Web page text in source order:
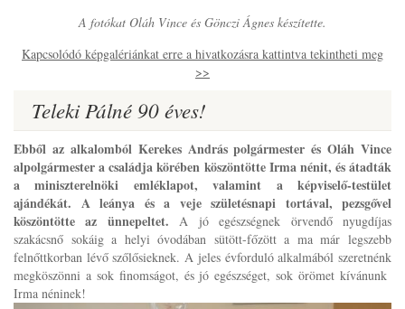
A fotókat Oláh Vince és Gönczi Ágnes készítette.
Kapcsolódó képgalériánkat erre a hivatkozásra kattintva tekintheti meg
>>
Teleki Pálné 90 éves!
Ebből az alkalomból Kerekes András polgármester és Oláh Vince
alpolgármester a családja körében köszöntötte Irma nénit, és átadták
a miniszterelnöki emléklapot, valamint a képviselő-testület
ajándékát. A leánya és a veje születésnapi tortával, pezsgővel
köszöntötte az ünnepeltet.A jó egészségnek örvendő nyugdíjas
szakácsnő sokáig a helyi óvodában sütött-főzött a ma már legszebb
felnőttkorban lévő szőlősieknek. A jeles évforduló alkalmából szeretnénk
megköszönni a sok finomságot, és jó egészséget, sok örömet kívánunk
Irma néninek!